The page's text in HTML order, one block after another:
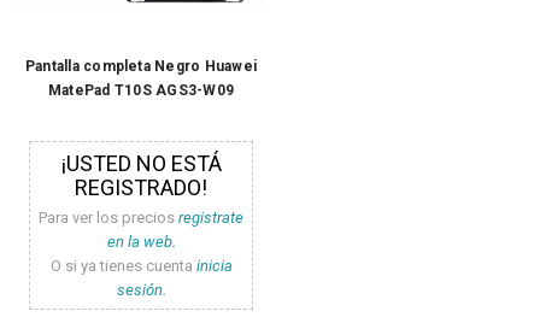
Pantalla completa Negro Huawei
MatePad T10S AGS3-W09
¡USTED NO ESTÁ
REGISTRADO!
Para ver los precios registrate
en la web.
O si ya tienes cuenta inicia
sesión.